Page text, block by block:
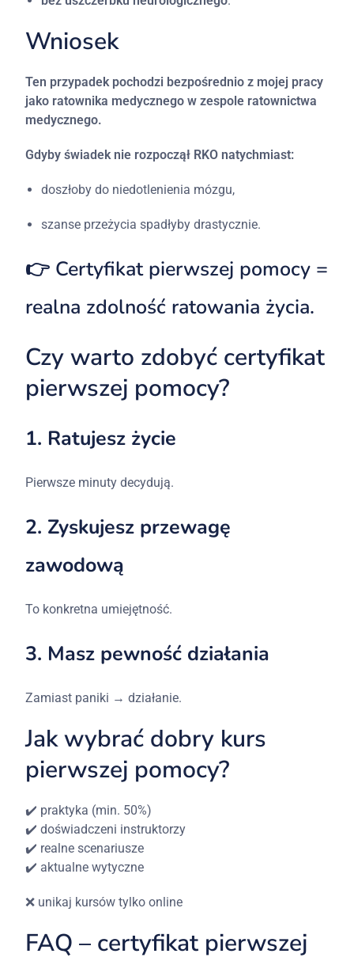
Wniosek
Ten przypadek pochodzi bezpośrednio z mojej pracy
jako ratownika medycznego w zespole ratownictwa
medycznego.
Gdybyświadek nie rozpoczął RKO natychmiast:
doszłobydo niedotlenienia mózgu,
szanse przeżyciaspadłybydrastycznie.
👉 Certyfikat pierwszej pomocy =
realna zdolność ratowania życia.
Czywarto zdobyć certyfikat
pierwszej pomocy?
1. Ratujesz życie
Pierwsze minutydecydują.
2. Zyskujesz przewagę
zawodową
To konkretna umiejętność.
3. Masz pewność działania
Zamiast paniki →działanie.
Jakwybrać dobry kurs
pierwszej pomocy?
✔️ praktyka (min. 50%)
✔️doświadczeni instruktorzy
✔️ realnescenariusze
✔️ aktualnewytyczne
❌ unikaj kursówtylkoonline
FAQ – certyfikat pierwszej